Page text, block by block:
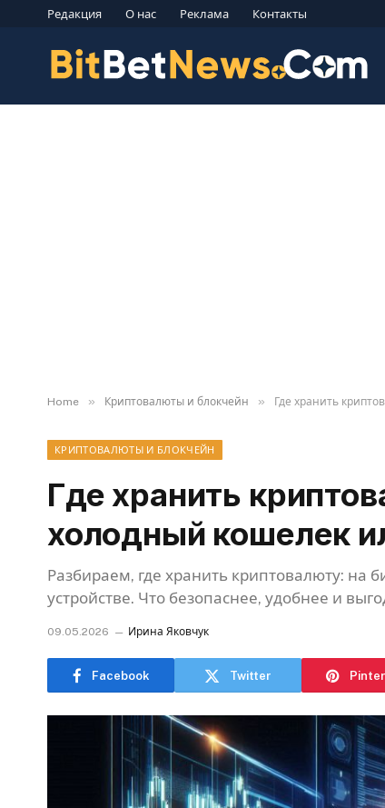
Редакция О нас Реклама Контакты
Home » Криптовалюты и блокчейн » Где хранить
КРИПТОВАЛЮТЫ И БЛОКЧЕЙН
Где хранить
холодный кошелек
Разбираем, где хранить криптовалюту: на
устройстве. Что безопаснее, удобнее и
09.05.2026 Ирина Яковчук
Facebook Twitter